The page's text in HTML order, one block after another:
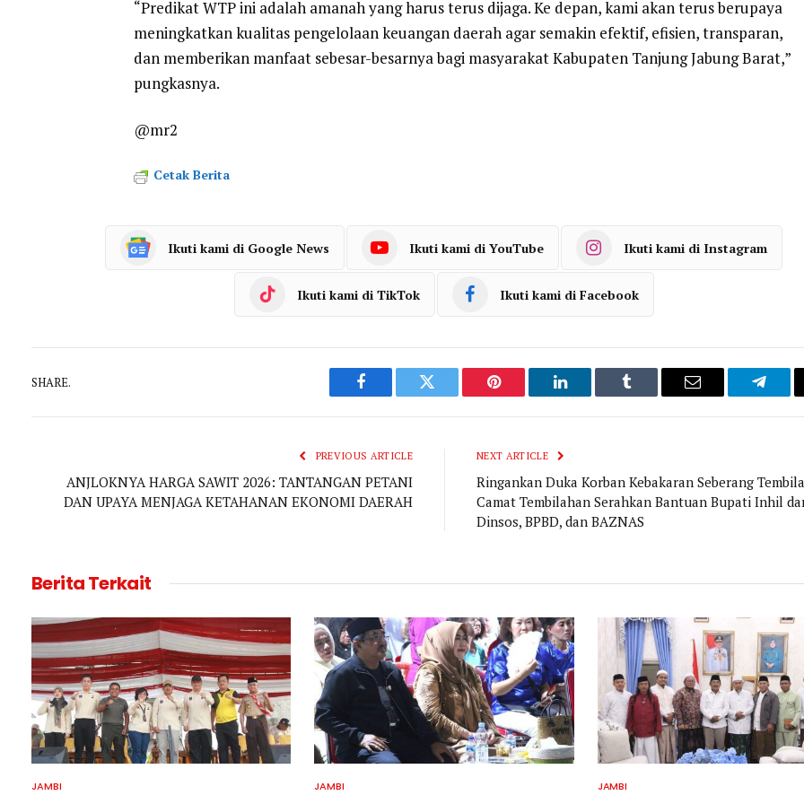
“Predikat WTP ini adalah amanah yang harus terus dijaga. Ke depan, kami akan terus berupaya
meningkatkan kualitas pengelolaan keuangan daerah agar semakin efektif, efisien, transparan,
dan memberikan manfaat sebesar-besarnya bagi masyarakat Kabupaten Tanjung Jabung Barat,”
pungkasnya.
@mr2
Cetak Berita
Ikuti kami di Google News Ikuti kami di YouTube Ikuti kami di Instagram
Ikuti kami di TikTok Ikuti kami di Facebook
SHARE.
Facebook Twitter Pinterest LinkedIn Tumblr Email
PREVIOUS ARTICLE
ANJLOKNYA HARGA SAWIT 2026: TANTANGAN PETANI
DAN UPAYA MENJAGA KETAHANAN EKONOMI DAERAH
NEXT ARTICLE
Ringankan Duka Korban Kebakaran Seberang
Camat Tembilahan Serahkan Bantuan Bupati Inhil
Dinsos, BPBD, dan BAZNAS
Berita Terkait
JAMBI JAMBI JAMBI